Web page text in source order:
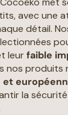
avec une
détail.
leurfaible
nos produits
la